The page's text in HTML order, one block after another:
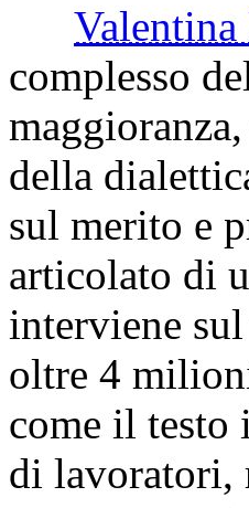
complesso
della
sul merito e
articolato di
interviene
oltre 4
come il testo
di lavoratori,